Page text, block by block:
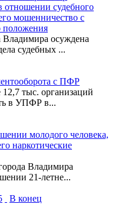
отношении судебного
мошенничество с
положения
Владимира осуждена
судебных ...
с ПФР
тыс. организаций
в УПФР в...
молодого человека,
наркотические
Владимира
21-летне...
В конец